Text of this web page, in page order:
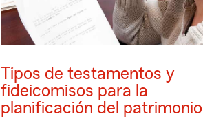
Tipos de testamentos y
fideicomisos para la
planificación del patrimonio